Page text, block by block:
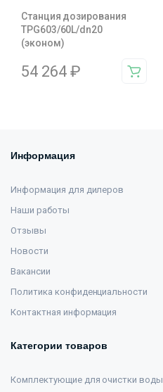
Станция дозирования
TPG603/60L/dn20
(эконом)
54 264 ₽
Информация
Информация для дилеров
Наши работы
Отзывы
Новости
Вакансии
Политика конфиденциальности
Контактная информация
Категории товаров
Комплектующие для очистки воды